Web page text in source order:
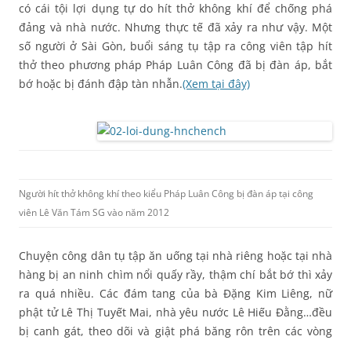
có cái tội lợi dụng tự do hít thở không khí để chống phá
đảng và nhà nước. Nhưng thực tế đã xảy ra như vậy. Một
số người ở Sài Gòn, buổi sáng tụ tập ra công viên tập hít
thở theo phương pháp Pháp Luân Công đã bị đàn áp, bắt
bớ hoặc bị đánh đập tàn nhẫn.(Xem tại đây)
Người hít thở không khí theo kiểu Pháp Luân Công bị đàn áp tại công
viên Lê Văn Tám SG vào năm 2012
Chuyện công dân tụ tập ăn uống tại nhà riêng hoặc tại nhà
hàng bị an ninh chìm nổi quấy rầy, thậm chí bắt bớ thì xảy
ra quá nhiều. Các đám tang của bà Đặng Kim Liêng, nữ
phật tử Lê Thị Tuyết Mai, nhà yêu nước Lê Hiếu Đằng…đều
bị canh gát, theo dõi và giật phá băng rôn trên các vòng